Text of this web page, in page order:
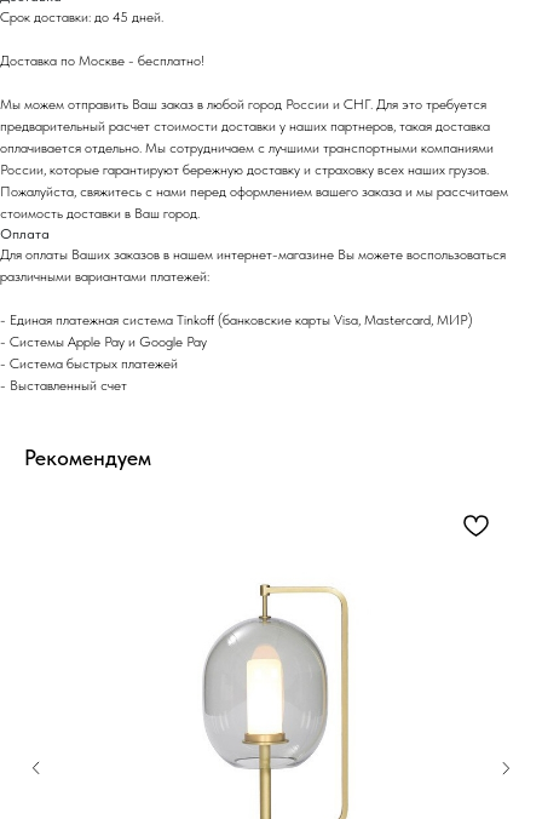
Срок доставки: до 45 дней.
Доставка по Москве - бесплатно!
Мы можем отправить Ваш заказ в любой город России и СНГ. Для это требуется
предварительный расчет стоимости доставки у наших партнеров, такая доставка
оплачивается отдельно. Мы сотрудничаем с лучшими транспортными компаниями
России, которые гарантируют бережную доставку и страховку всех наших грузов.
Пожалуйста, свяжитесь с нами перед оформлением вашего заказа и мы рассчитаем
стоимость доставки в Ваш город.
Оплата
Для оплаты Ваших заказов в нашем интернет-магазине Вы можете воспользоваться
различными вариантами платежей:
- Eдиная платежная система Tinkoff (банковские карты Visa, Mastercard, МИР)
- Системы Apple Pay и Google Pay
- Система быстрых платежей
- Выставленный счет
Рекомендуем